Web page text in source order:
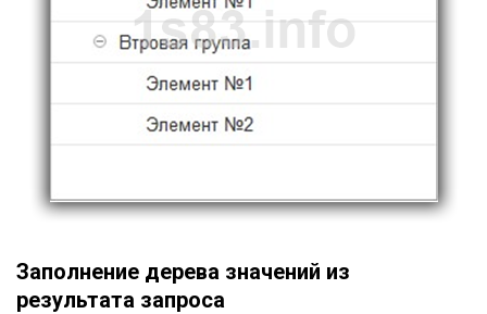
Заполнение дерева значений из
результата запроса